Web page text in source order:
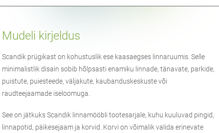
Mudeli kirjeldus
Scandik prügikast on kohustuslik ese kaasaegses linnaruumis. Selle
minimalistlik disain sobib hõlpsasti enamiku linnade, tänavate, parkide,
puistute, puiesteede, väljakute, kaubanduskeskuste või
raudteejaamade iseloomuga.
See on jätkuks Scandik linnamööbli tootesarjale, kuhu kuuluvad pingid,
linnapotid, päikesejaam ja korvid. Korvi on võimalik valida erinevate